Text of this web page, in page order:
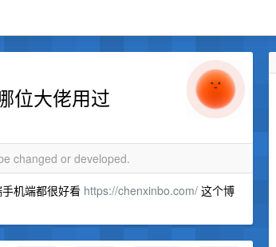
位大佬用过
changed or developed.
机端都很好看 https://chenxinbo.com/ 这个博